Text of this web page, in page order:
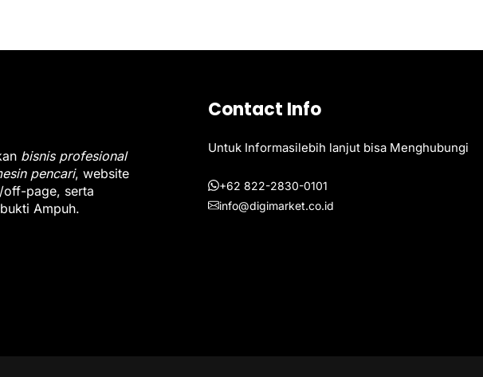
bisnis profesional
pencari, website
off-page, serta
Ampuh.
Contact Info
Untuk Informasilebih lanjut bisa Menghubungi
+62 822-2830-0101
info@digimarket.co.id